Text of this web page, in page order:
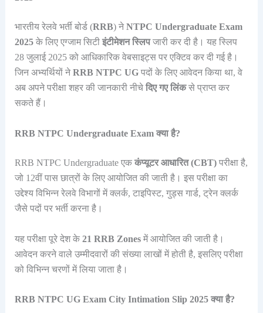
भारतीय रेलवे भर्ती बोर्ड (RRB) नेNTPC Undergraduate Exam
2025के लिए एग्जाम सिटी इंटीमेशन स्लिपजारी कर दी है। यह स्लिप
28 जुलाई 2025 को आधिकारिक वेबसाइट्स पर एक्टिव कर दी गई है।
जिन अभ्यर्थियों नेRRB NTPC UGपदों के लिए आवेदन किया था, वे
अब अपने परीक्षा शहर की जानकारी नीचे दिए गए लिंकसे प्राप्त कर
सकते हैं।
RRB NTPC Undergraduate Exam क्या है?
RRB NTPC Undergraduate एक कंप्यूटर आधारित (CBT)परीक्षा है,
जो 12वीं पास छात्रों के लिए आयोजित की जाती है। इस परीक्षा का
उद्देश्य विभिन्न रेलवे विभागों में क्लर्क, टाइपिस्ट, गुड्स गार्ड, ट्रेन क्लर्क
जैसे पदों पर भर्ती करना है।
यह परीक्षा पूरे देश के 21 RRB Zonesमें आयोजित की जाती है।
आवेदन करने वाले उम्मीदवारों की संख्या लाखों में होती है, इसलिए परीक्षा
को विभिन्न चरणों में लिया जाता है।
RRB NTPC UG Exam City Intimation Slip 2025 क्या है?